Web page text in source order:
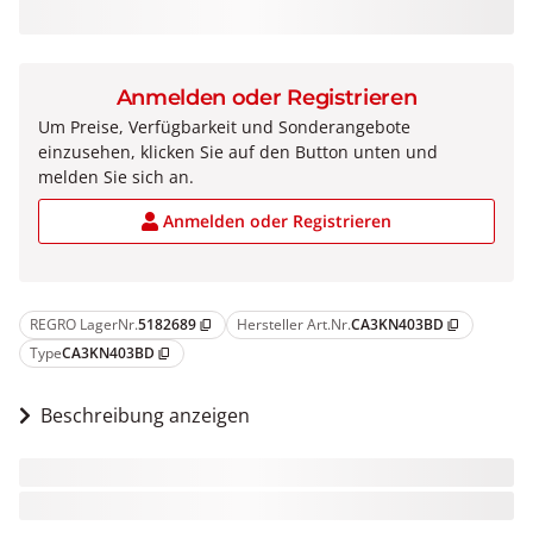
REGRO LagerNr.5182689 content_copy Hersteller Art.Nr.CA3KN403BD content_copy
TypeCA3KN403BD content_copy
Beschreibung anzeigen
Anmelden oder Registrieren
Um Preise, Verfügbarkeit und Sonderangebote
einzusehen, klicken Sie auf den Button unten und
melden Sie sich an.
Anmelden oder Registrieren